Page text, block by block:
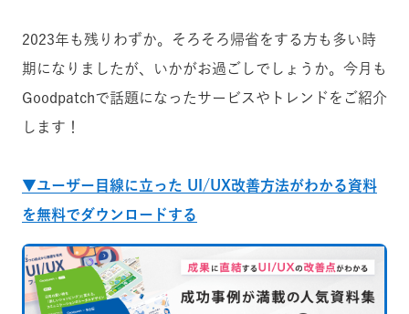
2023年も残りわずか。そろそろ帰省をする方も多い時
期になりましたが、いかがお過ごしでしょうか。今月も
Goodpatchで話題になったサービスやトレンドをご紹介
します！
▼ユーザー目線に立った UI/UX改善方法がわかる資料
を無料でダウンロードする